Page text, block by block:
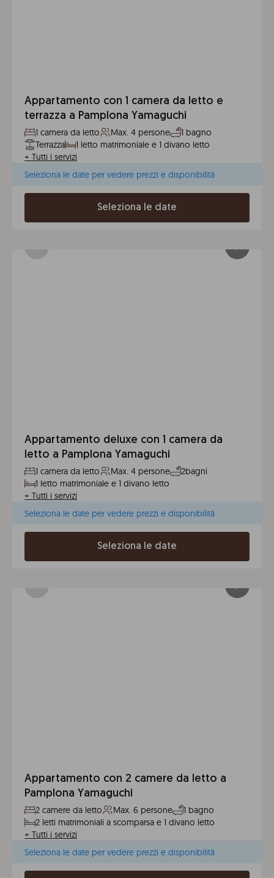
Appartamento con 1 camera da letto e
terrazza a Pamplona Yamaguchi
1 camera da letto Max. 4 persone
1 bagno
Terrazza
1 letto matrimoniale e 1 divano letto
+ Tutti i servizi
Seleziona le date per vedere prezzi e disponibilità
Seleziona le date
Appartamento deluxe con 1 camera da
letto a Pamplona Yamaguchi
1 camera da letto Max. 4 persone
2bagni
1 letto matrimoniale e 1 divano letto
+ Tutti i servizi
Seleziona le date per vedere prezzi e disponibilità
Seleziona le date
Appartamento con 2 camere da letto a
Pamplona Yamaguchi
2 camere da letto Max. 6 persone
1 bagno
2 letti matrimoniali a scomparsa e 1 divano letto
+ Tutti i servizi
Seleziona le date per vedere prezzi e disponibilità